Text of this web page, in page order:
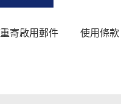
重寄啟用郵件 使用條款